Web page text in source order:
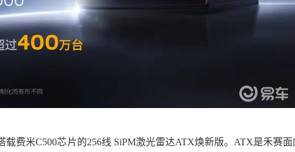
费米C500芯片的256线 SiPM激光雷达ATX焕新版。ATX是禾赛面